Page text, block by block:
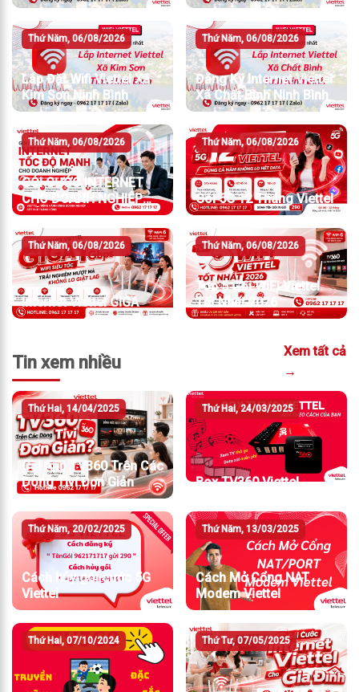
Thứ Năm, 06/08/2026
Lắp Đặt Wifi Viettel Xã
Kim Sơn Ninh Bình
Thứ Năm, 06/08/2026
Đăng Ký Internet Viettel
Xã Chất Bình Ninh Bình
Thứ Năm, 06/08/2026
GÓI CƯỚC INTERNET
CHO DOANH NGHIỆP
TỐC ĐỘ MẠNH
Thứ Năm, 06/08/2026
Gói 5G 12 Tháng Viettel
Thứ Năm, 06/08/2026
Internet Viettel GIGA
Thứ Năm, 06/08/2026
Top 5 Gói WiFi Viettel
Tốt Nhất 2026
Tin xem nhiều
Xem tất cả
→
Thứ Hai, 14/04/2025
Cài App TV360 Trên Các
Dòng Tivi Đơn Giản
Thứ Hai, 24/03/2025
Box TV360 Viettel
Thứ Năm, 20/02/2025
Cách hủy gói cước 5G
Viettel
Thứ Năm, 13/03/2025
Cách Mở Cổng NAT
Modem Viettel
Thứ Hai, 07/10/2024 Thứ Tư, 07/05/2025